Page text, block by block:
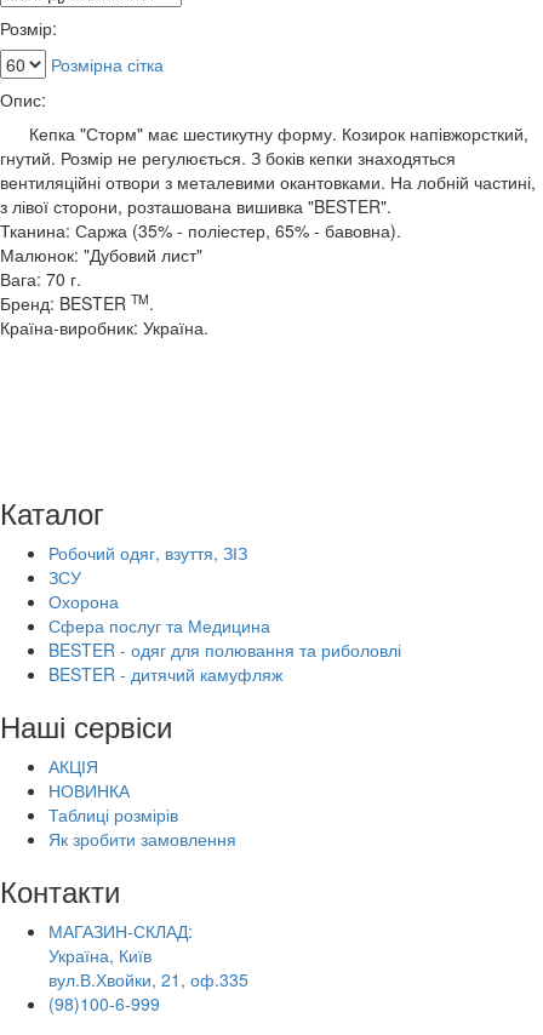
Розмір:
Розмірна сітка
Опис:
Кепка "Сторм" має шестикутну форму. Козирок напівжорсткий,
гнутий. Розмір не регулюється. З боків кепки знаходяться
вентиляційні отвори з металевими окантовками. На лобній частині,
з лівої сторони, розташована вишивка "BESTER".
Тканина: Саржа (35% - поліестер, 65% - бавовна).
Малюнок: "Дубовий лист"
Вага: 70 г.
Бренд: BESTER TM.
Країна-виробник: Україна.
Каталог
Робочий одяг, взуття, ЗІЗ
ЗСУ
Охорона
Сфера послуг та Медицина
BESTER - одяг для полювання та риболовлі
BESTER - дитячий камуфляж
Наші сервіси
АКЦІЯ
НОВИНКА
Таблиці розмірів
Як зробити замовлення
Контакти
МАГАЗИН-СКЛАД:
Україна, Київ
вул.В.Хвойки, 21, оф.335
(98)100-6-999